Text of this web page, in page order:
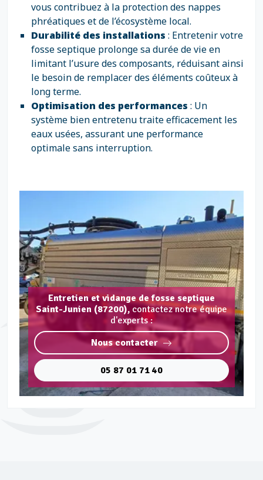
vous contribuez à la protection des nappes
phréatiques et de l’écosystème local.
Durabilité des installations : Entretenir votre
fosse septique prolonge sa durée de vie en
limitant l’usure des composants, réduisant ainsi
le besoin de remplacer des éléments coûteux à
long terme.
Optimisation des performances : Un
système bien entretenu traite efficacement les
eaux usées, assurant une performance
optimale sans interruption.
Entretien et vidange de fosse septique
Saint-Junien (87200), contactez notre équipe
d'experts :
Nous contacter
05 87 01 71 40